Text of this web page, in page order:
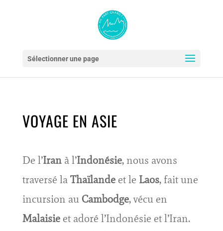
Sélectionner une page
VOYAGE EN ASIE
De l’Iranà l’Indonésie, nous avons
traversé laThaïlande et le Laos, fait une
incursion au Cambodge, vécu en
Malaisieet adoré l’Indonésie et l’Iran.